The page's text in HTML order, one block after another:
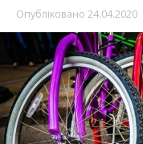
Опубліковано 24.04.2020